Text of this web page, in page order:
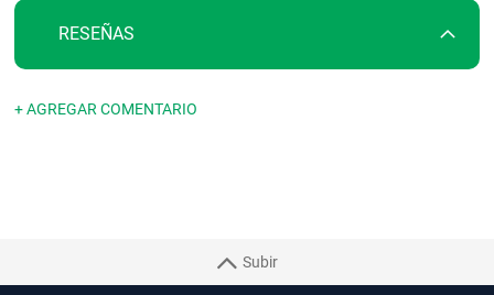
RESEÑAS
+ AGREGAR COMENTARIO
Subir